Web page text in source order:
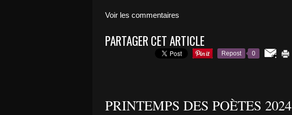
Voir les commentaires
PARTAGER CET ARTICLE
Repost 0
PRINTEMPS DES POÈTES 2024